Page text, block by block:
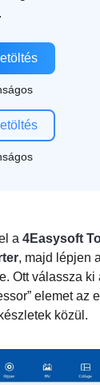
a 4Easysoft
, majd lépjen
Ott válassza ki
elemet az
közül.